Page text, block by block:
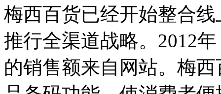
梅西百货已经开始整合
推行全渠道战略。2012
的销售额来自网站。梅